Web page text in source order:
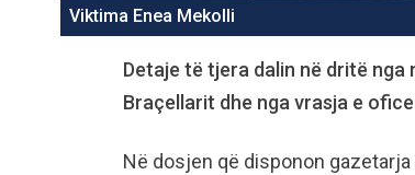
Viktima Enea Mekolli
Detaje të tjera dalin në dritë
Braçellarit dhe nga vrasja e
Në dosjen që disponon gazetarja